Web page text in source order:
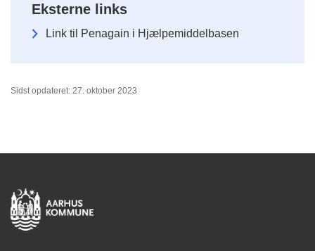
Eksterne links
Link til Penagain i Hjælpemiddelbasen
Sidst opdateret: 27. oktober 2023